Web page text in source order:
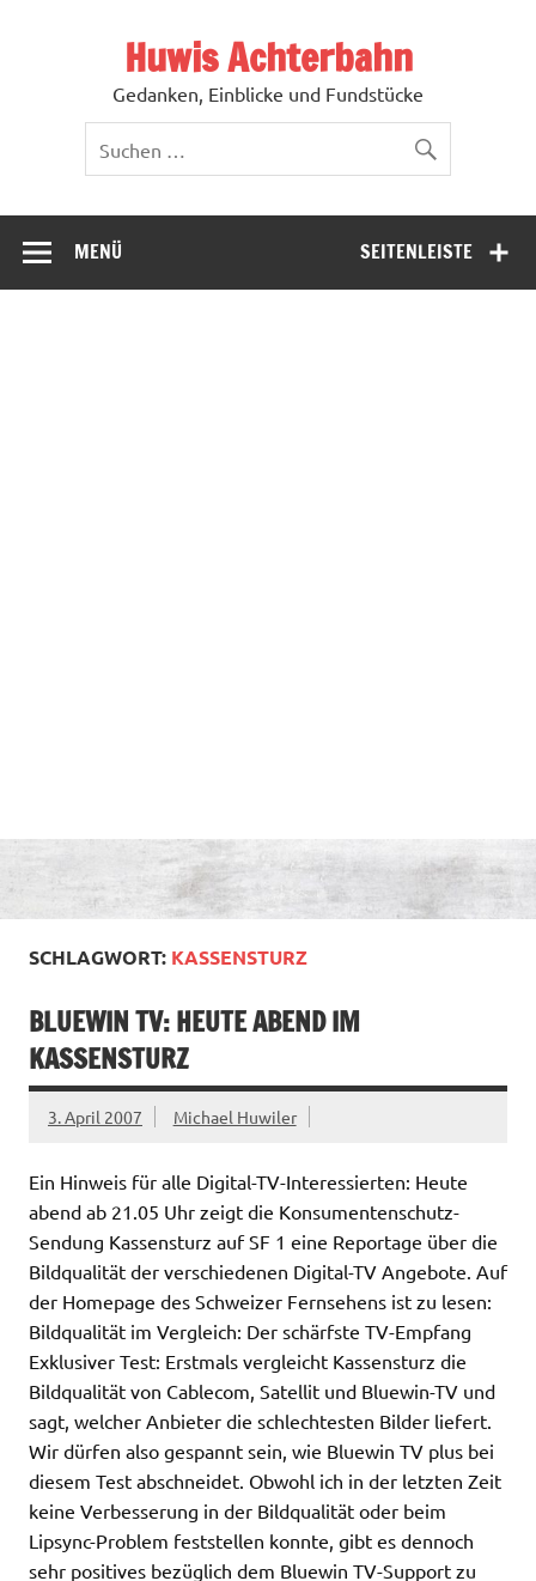
Huwis Achterbahn
Gedanken, Einblicke und Fundstücke
SEITENLEISTE
MENÜ
SCHLAGWORT: KASSENSTURZ
BLUEWIN TV: HEUTE ABEND IM
KASSENSTURZ
3. April 2007 Michael Huwiler
Ein Hinweis für alle Digital-TV-Interessierten: Heute
abend ab 21.05 Uhr zeigt die Konsumentenschutz-
Sendung Kassensturz auf SF 1 eine Reportage über die
Bildqualität der verschiedenen Digital-TV Angebote. Auf
der Homepage des Schweizer Fernsehens ist zu lesen:
Bildqualität im Vergleich: Der schärfste TV-Empfang
Exklusiver Test: Erstmals vergleicht Kassensturz die
Bildqualität von Cablecom, Satellit und Bluewin-TV und
sagt, welcher Anbieter die schlechtesten Bilder liefert.
Wir dürfen also gespannt sein, wie Bluewin TV plus bei
diesem Test abschneidet. Obwohl ich in der letzten Zeit
keine Verbesserung in der Bildqualität oder beim
Lipsync-Problem feststellen konnte, gibt es dennoch
sehr positives bezüglich dem Bluewin TV-Support zu